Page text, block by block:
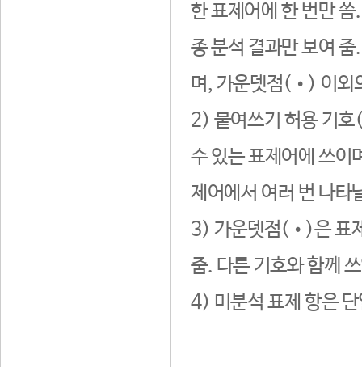
한 표제어에 한 번만
종 분석 결과만 보여
며, 가운뎃점(•) 이외
2) 붙여쓰기 허용 기호
수 있는 표제어에 쓰이
제어에서 여러 번 나타
3) 가운뎃점(•)은 표
줌. 다른 기호와 함께
4) 미분석 표제 항은